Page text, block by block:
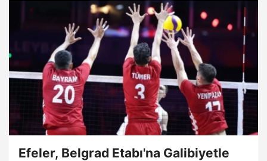
Efeler, Belgrad Etabı'na Galibiyetle